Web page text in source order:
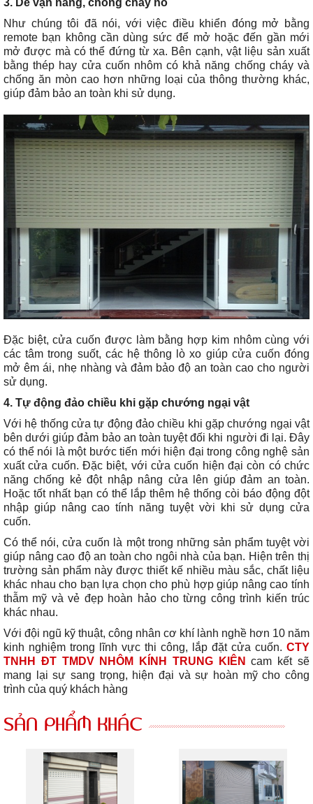
3. Dễ vận hàng, chống cháy nổ
Như chúng tôi đã nói, với việc điều khiển đóng mở bằng
remote bạn không cần dùng sức để mở hoặc đến gần mới
mở được mà có thể đứng từ xa. Bên cạnh, vật liệu sản xuất
bằng thép hay cửa cuốn nhôm có khả năng chống cháy và
chống ăn mòn cao hơn những loại của thông thường khác,
giúp đảm bảo an toàn khi sử dụng.
Đặc biệt, cửa cuốn được làm bằng hợp kim nhôm cùng với
các tâm trong suốt, các hệ thông lò xo giúp cửa cuốn đóng
mở êm ái, nhẹ nhàng và đảm bảo độ an toàn cao cho người
sử dụng.
4. Tự động đảo chiều khi gặp chướng ngại vật
Với hệ thống cửa tự động đảo chiều khi gặp chướng ngại vật
bên dưới giúp đảm bảo an toàn tuyệt đối khi người đi lại. Đây
có thể nói là một bước tiến mới hiện đại trong công nghệ sản
xuất cửa cuốn. Đặc biệt, với cửa cuốn hiện đại còn có chức
năng chống kẻ đột nhập nâng cửa lên giúp đảm an toàn.
Hoặc tốt nhất bạn có thể lắp thêm hệ thống còi báo động đột
nhập giúp nâng cao tính năng tuyệt vời khi sử dụng cửa
cuốn.
Có thể nói, cửa cuốn là một trong những sản phẩm tuyệt vời
giúp nâng cao độ an toàn cho ngôi nhà của bạn. Hiện trên thị
trường sản phẩm này được thiết kế nhiều màu sắc, chất liệu
khác nhau cho bạn lựa chọn cho phù hợp giúp nâng cao tính
thẫm mỹ và vẻ đẹp hoàn hảo cho từng công trình kiến trúc
khác nhau.
Với đội ngũ kỹ thuật, công nhân cơ khí lành nghề hơn 10 năm
kinh nghiệm trong lĩnh vực thi công, lắp đặt cửa cuốn. CTY
TNHH ĐT TMDV NHÔM KÍNH TRUNG KIÊNcam kết sẽ
mang lại sự sang trọng, hiện đại và sự hoàn mỹ cho công
trình của quý khách hàng
SẢN PHẨM KHÁC